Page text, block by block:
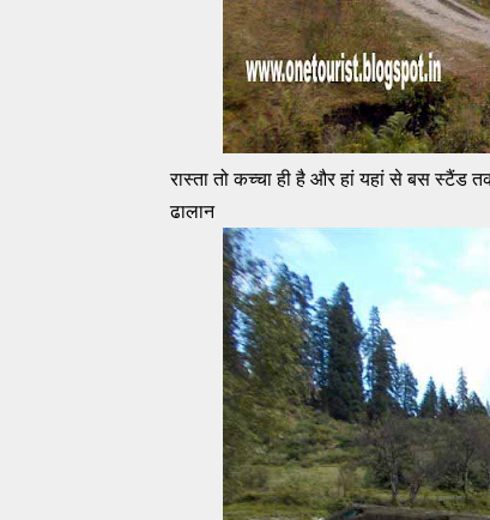
रास्ता तो कच्चा ही है और हां यहां से बस
ढालान